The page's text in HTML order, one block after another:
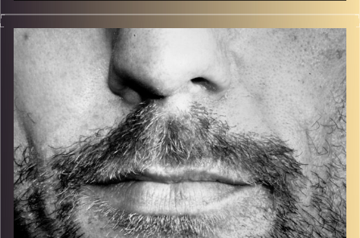
זיפים, מוזיקה מחוספסת של הופעות חיות. הרבה ג'אם, רוק,
בלוז, bluegrass, ג'אז, Fאנק, פרוגרסיב ואפילו אלקטרוניקה.
כל מה שחי, אמיתי ונושם.
עם שמוליק רגב.
קרדיט תמונות: David Goehring